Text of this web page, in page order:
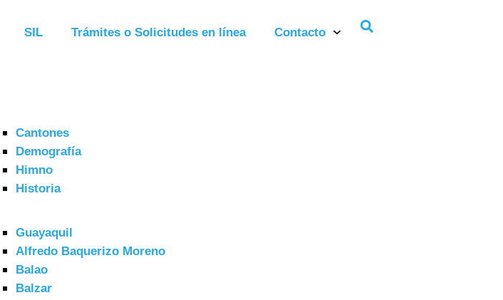
SIL Trámites o Solicitudes en línea Contacto
Cantones
Demografía
Himno
Historia
Guayaquil
Alfredo Baquerizo Moreno
Balao
Balzar